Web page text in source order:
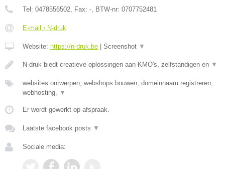
Tel: 0478556502, Fax: -, BTW-nr: 0707752481
E-mail › N-druk
Website: https://n-druk.be Screenshot ▼
N-druk biedt creatieve oplossingen aan KMO's, zelfstandigen en ▼
websites ontwerpen, webshops bouwen, domeinnaam registreren,
webhosting, ▼
Er wordt gewerkt op afspraak.
Laatste facebook posts ▼
Sociale media: